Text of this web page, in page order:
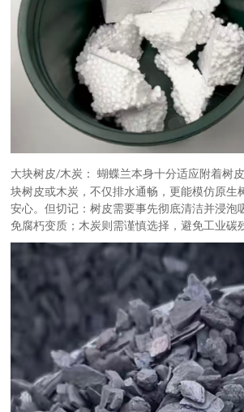
大块树皮/木炭： 蝴蝶兰本身十分适应附着树
块树皮或木炭，不仅排水通畅，更能模仿原生
安心。但切记：树皮需要事先彻底清洁并浸泡
免腐朽变质；木炭则需谨慎选择，避免工业碳